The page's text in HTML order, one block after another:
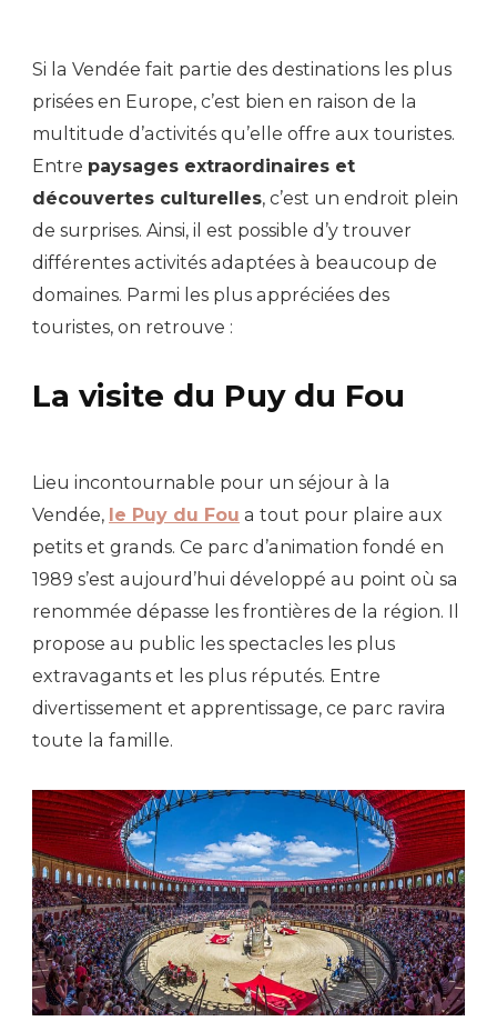
Si la Vendée fait partie des destinations les plus
prisées en Europe, c’est bien en raison de la
multitude d’activités qu’elle offre aux touristes.
Entre paysages extraordinaires et
découvertes culturelles, c’est un endroit plein
de surprises. Ainsi, il est possible d’y trouver
différentes activités adaptées à beaucoup de
domaines. Parmi les plus appréciées des
touristes, on retrouve :
La visite du Puy du Fou
Lieu incontournable pour un séjour à la
Vendée, le Puy du Fou a tout pour plaire aux
petits et grands. Ce parc d’animation fondé en
1989 s’est aujourd’hui développé au point où sa
renommée dépasse les frontières de la région. Il
propose au public les spectacles les plus
extravagants et les plus réputés. Entre
divertissement et apprentissage, ce parc ravira
toute la famille.